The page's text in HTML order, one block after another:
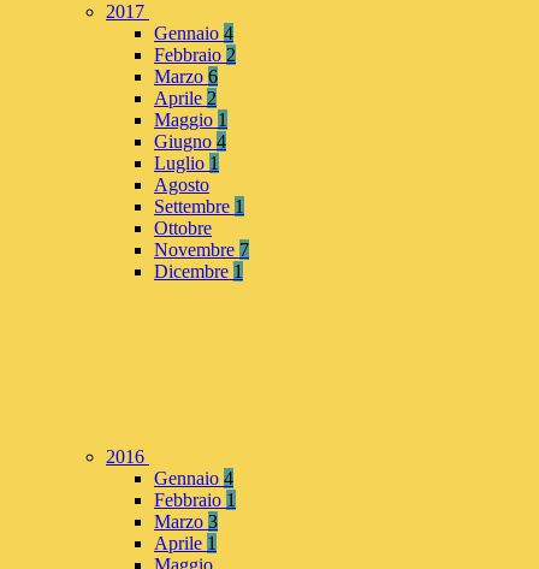
2017
Gennaio 4
Febbraio 2
Marzo 6
Aprile 2
Maggio 1
Giugno 4
Luglio 1
Agosto
Settembre 1
Ottobre
Novembre 7
Dicembre 1
2016
Gennaio 4
Febbraio 1
Marzo 3
Aprile 1